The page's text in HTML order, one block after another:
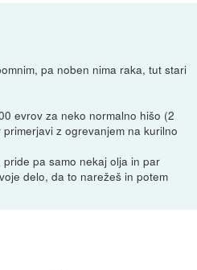
pa noben nima raka, tut stari
evrov za neko normalno hišo (2
z ogrevanjem na kurilno
pa samo nekaj olja in par
delo, da to narežeš in potem